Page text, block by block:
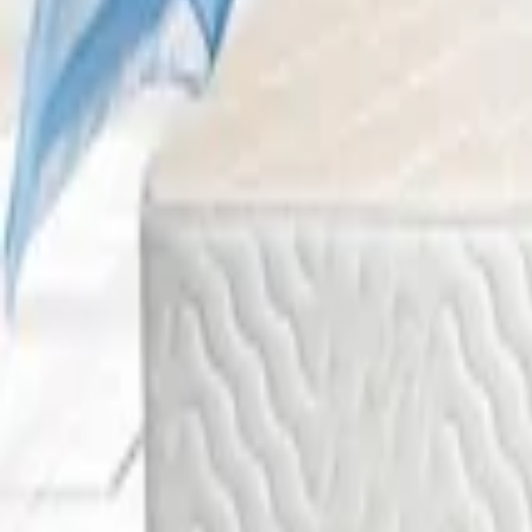
کالای خواب است. هدف ما ارائه محصولات باکیفیت، قیمت